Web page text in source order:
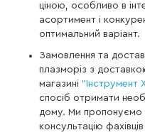
ціною, особливо в
асортимент і
оптимальний варіант.
Замовлення та
плазморіз з
магазині "Інструмент
спосіб отримати
дому. Ми пропонуємо
консультацію